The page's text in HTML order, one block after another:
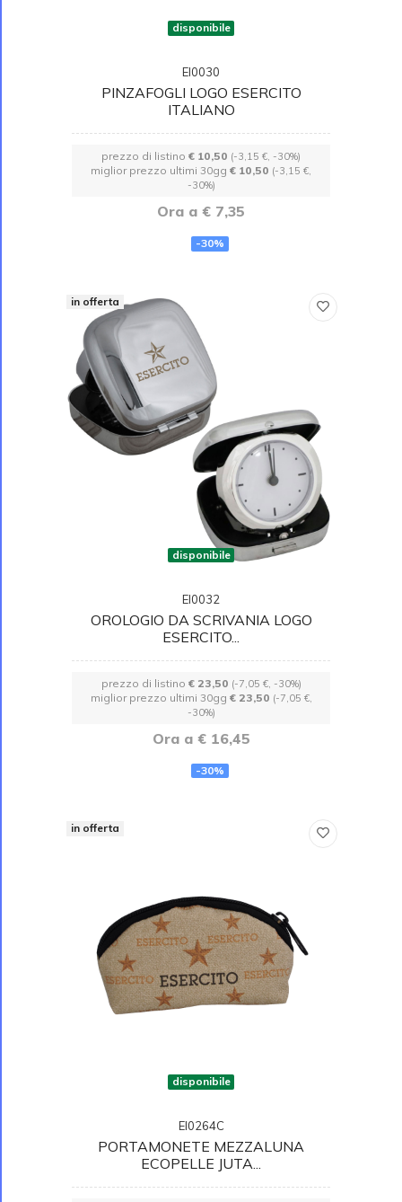
disponibile
EI0030
PINZAFOGLI LOGO ESERCITO
ITALIANO
prezzo di listino € 10,50 (-3,15 €, -30%)
miglior prezzo ultimi 30gg € 10,50 (-3,15 €,
-30%)
Ora a € 7,35
-30%
in offerta
disponibile
EI0032
OROLOGIO DA SCRIVANIA LOGO
ESERCITO...
prezzo di listino € 23,50 (-7,05 €, -30%)
miglior prezzo ultimi 30gg € 23,50 (-7,05 €,
-30%)
Ora a € 16,45
-30%
in offerta
disponibile
EI0264C
PORTAMONETE MEZZALUNA
ECOPELLE JUTA...